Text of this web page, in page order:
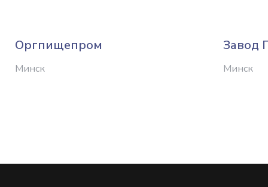
Оргпищепром
Минск
Завод
Минск